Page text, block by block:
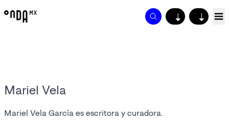
↓ ↓
Mariel Vela
Mariel Vela García es escritora y curadora.